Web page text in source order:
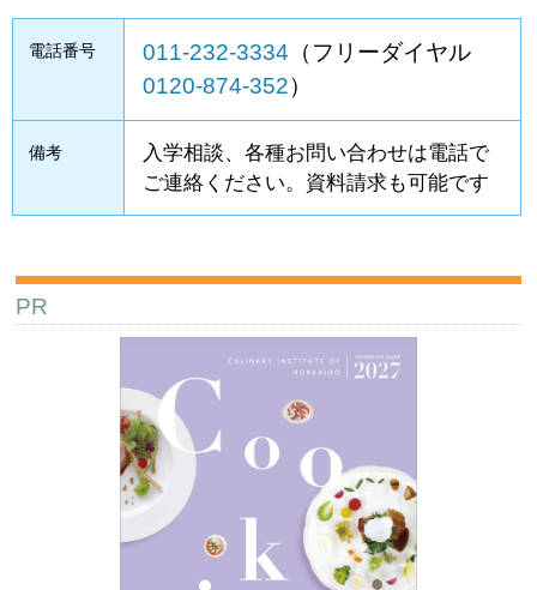
電話番号 011-232-3334 （フリーダイヤル
0120-874-352）
備考
入学相談、各種お問い合わせは電話で
ご連絡ください。資料請求も可能です
PR